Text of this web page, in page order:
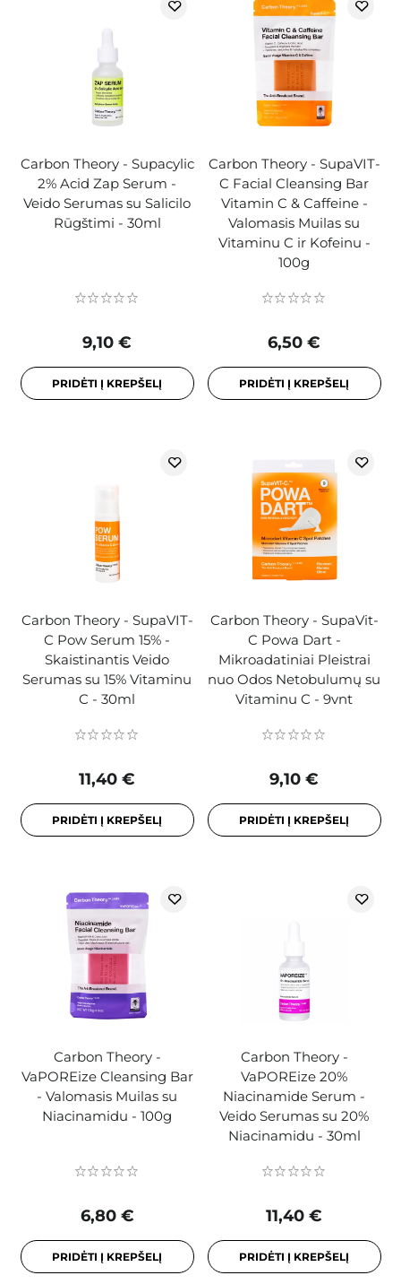
Carbon Theory - Supacylic
2% Acid Zap Serum -
Veido Serumas su Salicilo
Rūgštimi - 30ml
9,10 €
PRIDĖTI Į KREPŠELĮ
Carbon Theory - SupaVIT-
C Facial Cleansing Bar
Vitamin C & Caffeine -
Valomasis Muilas su
Vitaminu C ir Kofeinu -
100g
6,50 €
PRIDĖTI Į KREPŠELĮ
Carbon Theory - SupaVIT-
C Pow Serum 15% -
Skaistinantis Veido
Serumas su 15% Vitaminu
C - 30ml
11,40 €
PRIDĖTI Į KREPŠELĮ
Carbon Theory - SupaVit-
C Powa Dart -
Mikroadatiniai Pleistrai
nuo Odos Netobulumų su
Vitaminu C - 9vnt
9,10 €
PRIDĖTI Į KREPŠELĮ
Carbon Theory -
VaPOREize Cleansing Bar
- Valomasis Muilas su
Niacinamidu - 100g
6,80 €
PRIDĖTI Į KREPŠELĮ
Carbon Theory -
VaPOREize 20%
Niacinamide Serum -
Veido Serumas su 20%
Niacinamidu - 30ml
11,40 €
PRIDĖTI Į KREPŠELĮ